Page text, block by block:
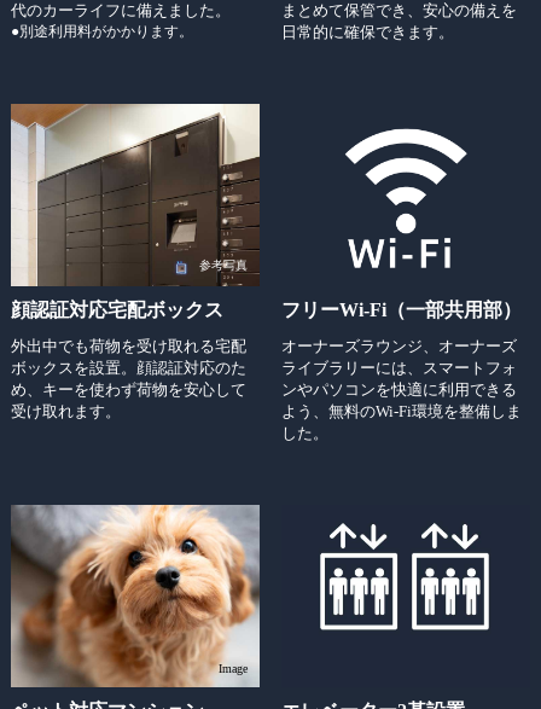
代のカーライフに備えました。
●別途利用料がかかります。
まとめて保管でき、安心の備えを
日常的に確保できます。
参考写真
顔認証対応宅配ボックス
外出中でも荷物を受け取れる宅配
ボックスを設置。顔認証対応のた
め、キーを使わず荷物を安心して
受け取れます。
フリーWi-Fi（一部共用部）
オーナーズラウンジ、オーナーズ
ライブラリーには、スマートフォ
ンやパソコンを快適に利用できる
よう、無料のWi-Fi環境を整備しま
した。
Image